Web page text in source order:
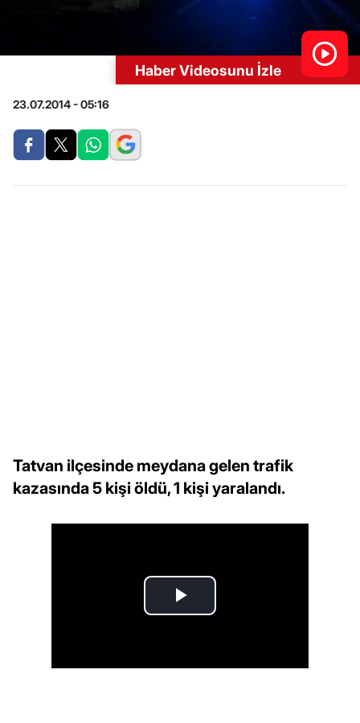
Haber Videosunu İzle
23.07.2014 - 05:16
Tatvan ilçesinde meydana gelen trafik
kazasında 5 kişi öldü, 1 kişi yaralandı.